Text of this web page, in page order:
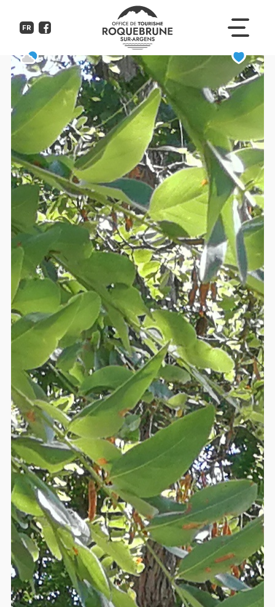
FR
Camping de l'Orme